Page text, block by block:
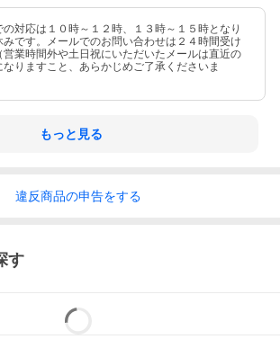
対応は１０時～１２時、１３時～１５時となり
みです。メールでのお問い合わせは２４時間受け
業時間外や土日祝にいただいたメールは直近の
りますこと、あらかじめご了承くださいま
もっと見る
違反商品の申告をする
す